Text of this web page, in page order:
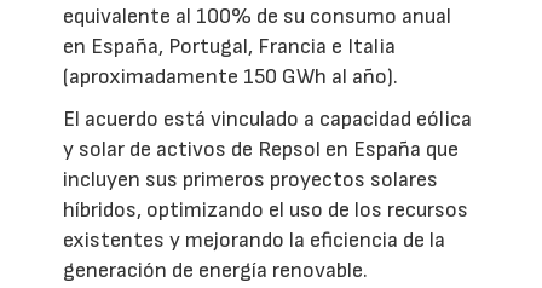
equivalente al 100% de su consumo anual
en España, Portugal, Francia e Italia
(aproximadamente 150 GWh al año).
El acuerdo está vinculado a capacidad eólica
y solar de activos de Repsol en España que
incluyen sus primeros proyectos solares
híbridos, optimizando el uso de los recursos
existentes y mejorando la eficiencia de la
generación de energía renovable.